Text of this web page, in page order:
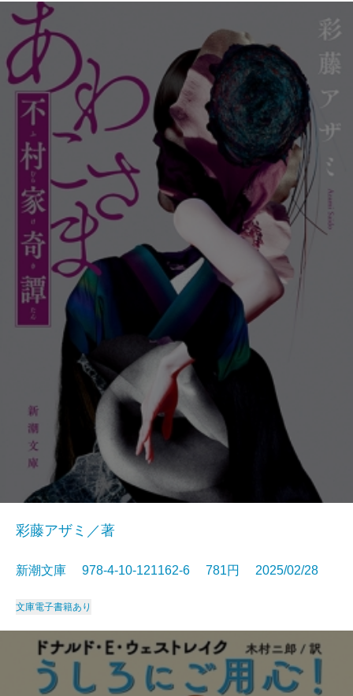
彩藤アザミ／著
新潮文庫 978-4-10-121162-6 781円 2025/02/28
文庫電子書籍あり